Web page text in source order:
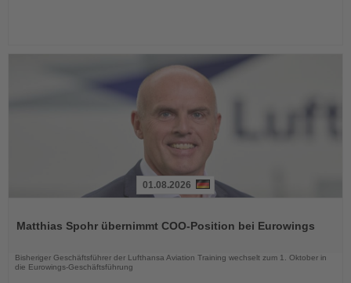
die
01.08.2026
Matthias Spohr übernimmt COO-Position bei Eurowings
Bisheriger Geschäftsführer der Lufthansa Aviation Training wechselt zum 1. Oktober in
die Eurowings-Geschäftsführung